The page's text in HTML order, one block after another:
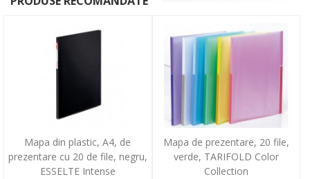
Mapa din plastic, A4, de
prezentare cu 20 de file, negru,
ESSELTE Intense
Mapa de prezentare, 20 file,
verde, TARIFOLD Color
Collection